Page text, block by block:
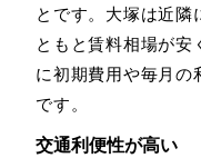
とです。大塚は近隣
ともと賃料相場が安
に初期費用や毎月の
です。
交通利便性が高い